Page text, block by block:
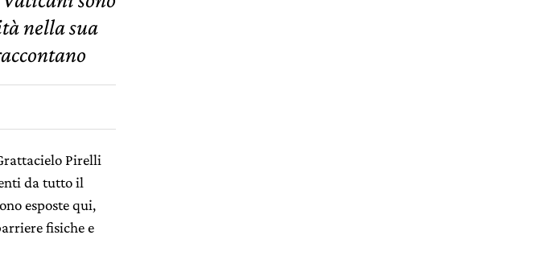
nella sua
Pirelli
da tutto il
esposte qui,
fisiche e